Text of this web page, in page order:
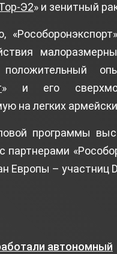
Э2» и зенитный
» и его
на легких
программы
партнерами
Европы – участниц
автономный